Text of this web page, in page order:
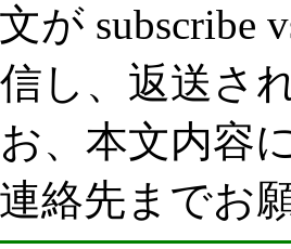
が subscribe
し、返送さ
、本文内容
絡先までお